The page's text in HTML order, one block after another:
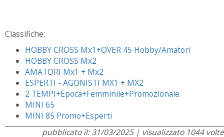
Classifiche:
HOBBY CROSS Mx1+OVER 45 Hobby/Amatori
HOBBY CROSS Mx2
AMATORI Mx1 + Mx2
ESPERTI - AGONISTI MX1 + MX2
2 TEMPI+Epoca+Femminile+Promozionale
MINI 65
MINI 85 Promo+Esperti
pubblicato il: 31/03/2025 | visualizzato 1044 volte